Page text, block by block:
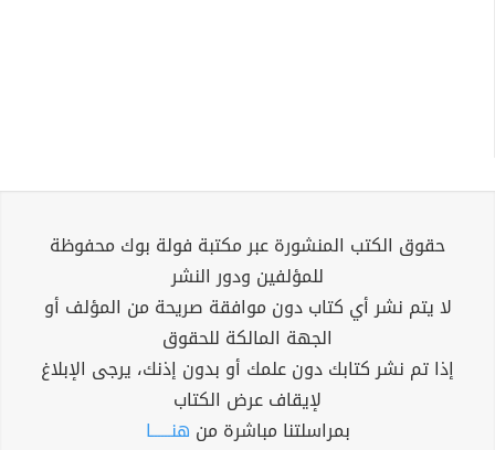
حقوق الكتب المنشورة عبر مكتبة فولة بوك محفوظة
للمؤلفين ودور النشر
لا يتم نشر أي كتاب دون موافقة صريحة من المؤلف أو
الجهة المالكة للحقوق
إذا تم نشر كتابك دون علمك أو بدون إذنك، يرجى الإبلاغ
لإيقاف عرض الكتاب
بمراسلتنا مباشرة من هنــــــا